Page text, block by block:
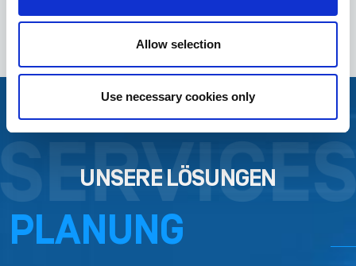
Allow selection
Use necessary cookies only
UNSERE LÖSUNGEN
PLANUNG